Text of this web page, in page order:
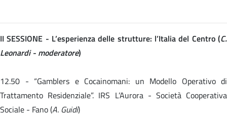
II SESSIONE - L’esperienza delle strutture: l’Italia del Centro (C.
Leonardi - moderatore)
12.50 - “Gamblers e Cocainomani: un Modello Operativo di
Trattamento Residenziale”. IRS L’Aurora - Società Cooperativa
Sociale - Fano (A. Guidi)